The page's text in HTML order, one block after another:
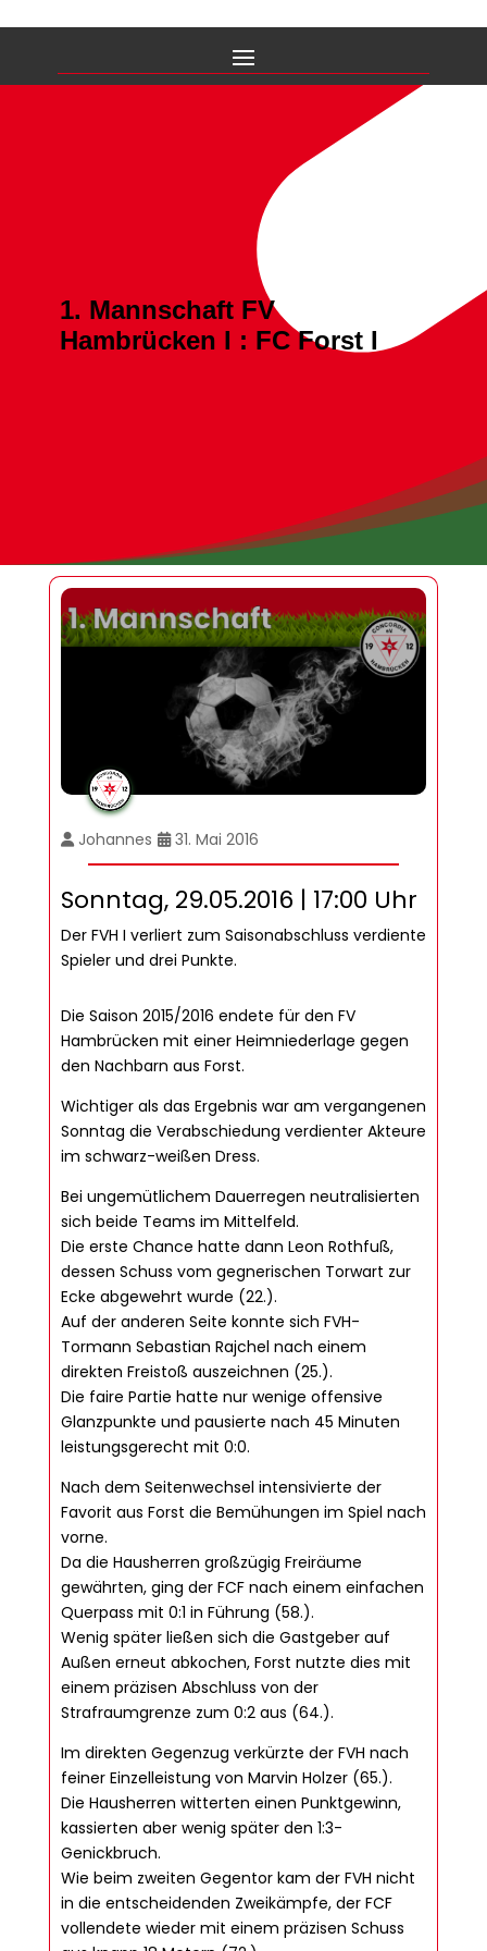
1. Mannschaft FV
Hambrücken I : FC Forst I
Johannes 31. Mai 2016
Sonntag, 29.05.2016 | 17:00 Uhr
Der FVH I verliert zum Saisonabschluss verdiente
Spieler und drei Punkte.
Die Saison 2015/2016 endete für den FV
Hambrücken mit einer Heimniederlage gegen
den Nachbarn aus Forst.
Wichtiger als das Ergebnis war am vergangenen
Sonntag die Verabschiedung verdienter Akteure
im schwarz-weißen Dress.
Bei ungemütlichem Dauerregen neutralisierten
sich beide Teams im Mittelfeld.
Die erste Chance hatte dann Leon Rothfuß,
dessen Schuss vom gegnerischen Torwart zur
Ecke abgewehrt wurde (22.).
Auf der anderen Seite konnte sich FVH-
Tormann Sebastian Rajchel nach einem
direkten Freistoß auszeichnen (25.).
Die faire Partie hatte nur wenige offensive
Glanzpunkte und pausierte nach 45 Minuten
leistungsgerecht mit 0:0.
Nach dem Seitenwechsel intensivierte der
Favorit aus Forst die Bemühungen im Spiel nach
vorne.
Da die Hausherren großzügig Freiräume
gewährten, ging der FCF nach einem einfachen
Querpass mit 0:1 in Führung (58.).
Wenig später ließen sich die Gastgeber auf
Außen erneut abkochen, Forst nutzte dies mit
einem präzisen Abschluss von der
Strafraumgrenze zum 0:2 aus (64.).
Im direkten Gegenzug verkürzte der FVH nach
feiner Einzelleistung von Marvin Holzer (65.).
Die Hausherren witterten einen Punktgewinn,
kassierten aber wenig später den 1:3-
Genickbruch.
Wie beim zweiten Gegentor kam der FVH nicht
in die entscheidenden Zweikämpfe, der FCF
vollendete wieder mit einem präzisen Schuss